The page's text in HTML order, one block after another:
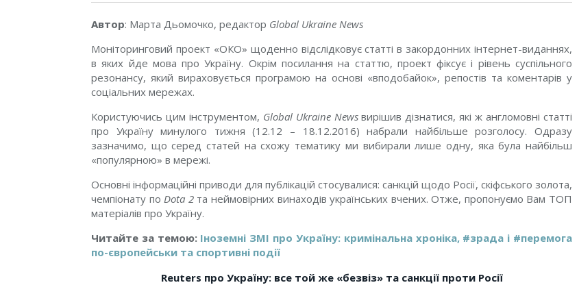
Автор: Марта Дьомочко, редактор Global Ukraine News
Моніторинговий проект «ОКО» щоденно відслідковує статті в закордонних інтернет-виданнях,
в яких йде мова про Україну. Окрім посилання на статтю, проект фіксує і рівень суспільного
резонансу, який вираховується програмою на основі «вподобайок», репостів та коментарів у
соціальних мережах.
Користуючись цим інструментом, Global Ukraine Newsвирішив дізнатися, які ж англомовні статті
про Україну минулого тижня (12.12 – 18.12.2016) набрали найбільше розголосу. Одразу
зазначимо, що серед статей на схожу тематику ми вибирали лише одну, яка була найбільш
«популярною» в мережі.
Основні інформаційні приводи для публікацій стосувалися: санкцій щодо Росії, скіфського золота,
чемпіонату поDota 2та неймовірних винаходів українських вчених. Отже, пропонуємо Вам ТОП
матеріалів про Україну.
Читайте за темою: Іноземні ЗМІ про Україну: кримінальна хроніка, #зрада і #перемога
по-європейськи та спортивні події
Reuters про Україну: все той же «безвіз» та санкції проти Росії